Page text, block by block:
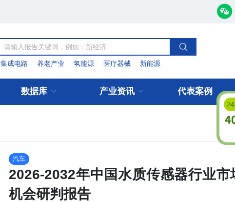
集成电路 养老产业 氢能源 医疗器械 新能源
数据库 产业资讯 代表案例
汽车
2026-2032年中国水质传感器行业
机会研判报告